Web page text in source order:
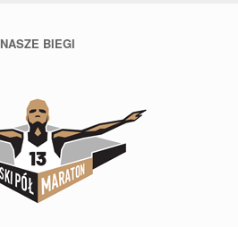
NASZE BIEGI